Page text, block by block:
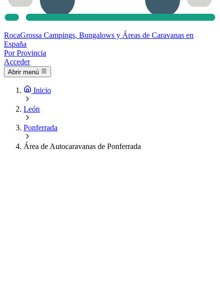
RocaGrossa Campings, Bungalows y Áreas de Caravanas en
España
Por Provincia
Acceder
Abrir menú
Inicio
León
Ponferrada
Área de Autocaravanas de Ponferrada